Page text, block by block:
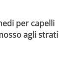
per capelli
agli strati